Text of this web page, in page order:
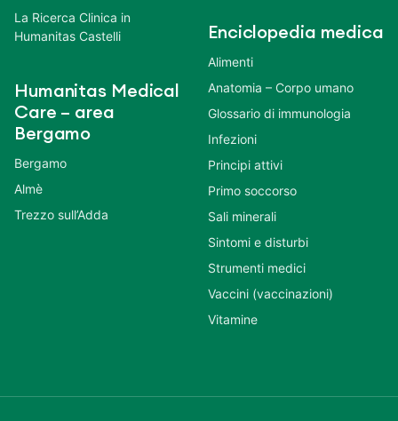
La Ricerca Clinica in
Humanitas Castelli
Humanitas Medical
Care – area
Bergamo
Bergamo
Almè
Trezzo sull’Adda
Enciclopedia medica
Alimenti
Anatomia – Corpo umano
Glossario di immunologia
Infezioni
Principi attivi
Primo soccorso
Sali minerali
Sintomi e disturbi
Strumenti medici
Vaccini (vaccinazioni)
Vitamine